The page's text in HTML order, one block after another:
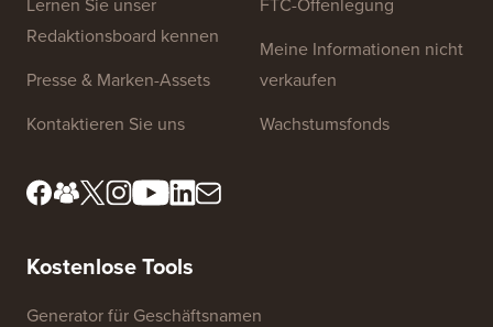
Website-Links
Über uns
Redaktionsstandards
Lernen Sie unser
Redaktionsboard kennen
Presse & Marken-Assets
Datenschutzrichtlinie
Nutzungsbedingungen